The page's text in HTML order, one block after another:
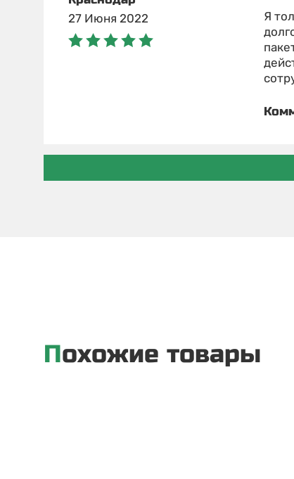
27 Июня 2022
Я
Похожие товары